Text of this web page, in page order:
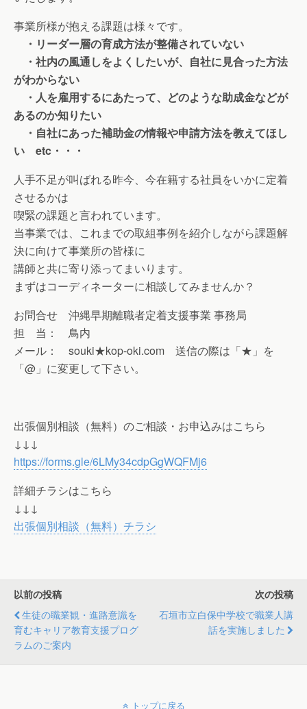
事業所様が抱える課題は様々です。
・リーダー層の育成方法が整備されていない
・社内の風通しをよくしたいが、自社に見合った方法
がわからない
・人を雇用するにあたって、どのような助成金などが
あるのか知りたい
・自社にあった補助金の情報や申請方法を教えてほし
い etc・・・
人手不足が叫ばれる昨今、今在籍する社員をいかに定着
させるかは
喫緊の課題と言われています。
当事業では、これまでの取組事例を紹介しながら課題解
決に向けて事業所の皆様に
講師と共に寄り添ってまいります。
まずはコーディネーターに相談してみませんか？
お問合せ 沖縄早期離職者定着支援事業 事務局
担 当： 鳥内
メール： souki★kop-oki.com 送信の際は「★」を
「@」に変更して下さい。
出張個別相談（無料）のご相談・お申込みはこちら
↓↓↓
https://forms.gle/6LMy34cdpGgWQFMj6
詳細チラシはこちら
↓↓↓
出張個別相談（無料）チラシ
以前の投稿
生徒の職業観・進路意識を
育むキャリア教育支援プログ
ラムのご案内
次の投稿
石垣市立白保中学校で職業人講
話を実施しました
トップに戻る